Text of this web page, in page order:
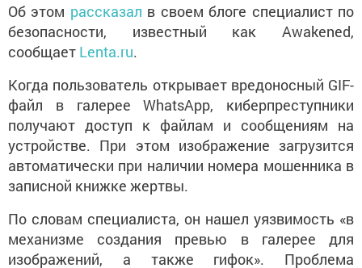
Об этом рассказал в своем блоге специалист по
безопасности, известный как Awakened,
сообщает Lenta.ru.
Когда пользователь открывает вредоносный GIF-
файл в галерее WhatsApp, киберпреступники
получают доступ к файлам и сообщениям на
устройстве. При этом изображение загрузится
автоматически при наличии номера мошенника в
записной книжке жертвы.
По словам специалиста, он нашел уязвимость «в
механизме создания превью в галерее для
изображений, а также гифок». Проблема